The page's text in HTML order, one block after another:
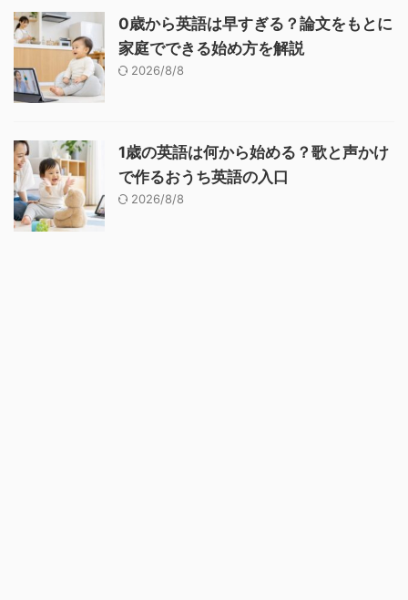
0歳から英語は早すぎる？論文をもとに
家庭でできる始め方を解説
2026/8/8
1歳の英語は何から始める？歌と声かけ
で作るおうち英語の入口
2026/8/8